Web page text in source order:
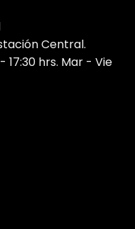
Central.
17:30 hrs. Mar - Vie